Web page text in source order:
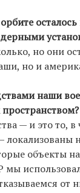
но они
но и
наши
— и это то, в
локализованы
объекты
мы
от